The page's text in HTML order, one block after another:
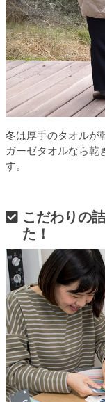
冬は厚手のタオルが
ガーゼタオルなら乾
す。
こだわりの
た！